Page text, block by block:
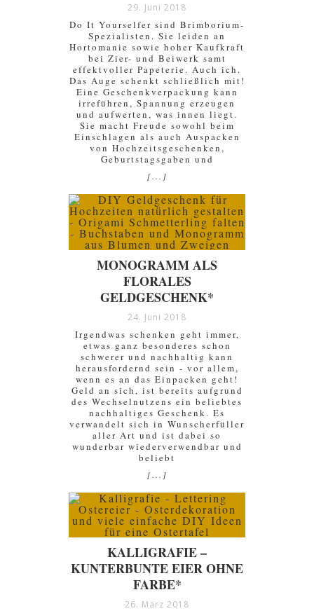
29. Juni 2018
Do It Yourselfer sind Brimborium-
Spezialisten. Sie leiden an
Hortomanie sowie hoher Kaufkraft
bei Zier- und Beiwerk samt
effektvoller Papeterie. Auch ich.
Das Auge schenkt schließlich mit!
Eine Geschenkverpackung kann
irreführen, Spannung erzeugen
und aufwerten, was innen liegt.
Sie macht Freude sowohl beim
Einschlagen als auch Auspacken
von Hochzeitsgeschenken,
Geburtstagsgaben und
[...]
MONOGRAMM ALS
FLORALES
GELDGESCHENK*
24. Juni 2018
Irgendwas schenken geht immer,
etwas ganz besonderes schon
schwerer und nachhaltig kann
herausfordernd sein - vor allem,
wenn es an das Einpacken geht!
Geld an sich, ist bereits aufgrund
des Wechselnutzens ein beliebtes
nachhaltiges Geschenk. Es
verwandelt sich in Wunscherfüller
aller Art und ist dabei so
wunderbar wiederverwendbar und
beliebt
[...]
KALLIGRAFIE –
KUNTERBUNTE EIER OHNE
FARBE*
26. März 2018